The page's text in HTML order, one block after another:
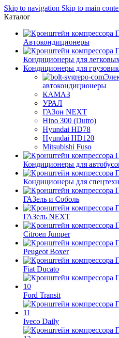
Skip to navigation Skip to main
Каталог
Автокондиционеры
Кондиционеры для
Кондиционеры для
автокондиционеры
КАМАЗ
УРАЛ
ГАЗон NEXT
Hino 300 (Dutro)
Hyundai HD78
Hyundai HD120
Mitsubishi Fuso
Кондиционеры для
Кондиционеры для
ГАЗель и Соболь
ГАЗель NEXT
Citroen Jumper
Peugeot Boxer
Fiat Ducato
Ford Transit
Iveco Daily